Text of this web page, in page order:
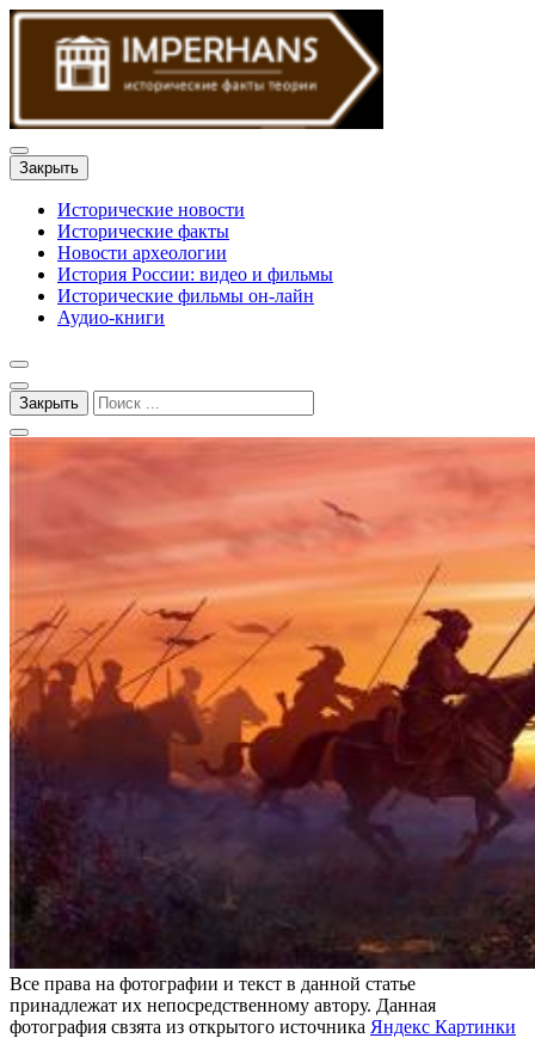
Закрыть
Исторические новости
Исторические факты
Новости археологии
История России: видео и фильмы
Исторические фильмы он-лайн
Аудио-книги
Закрыть
Все права на фотографии и текст в данной статье
принадлежат их непосредственному автору. Данная
фотография свзята из открытого источника Яндекс Картинки